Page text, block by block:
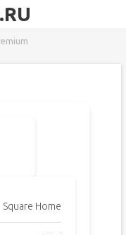
Square Home